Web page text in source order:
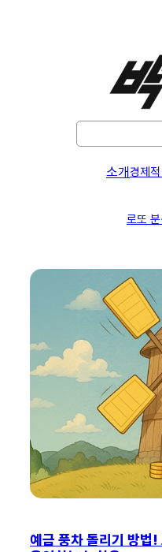
검
색
소개경제
로또
예금 풍차 돌리기 방법